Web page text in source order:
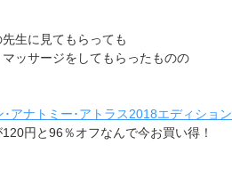
生に見てもらっても
ッサージをしてもらったものの
･アナトミー･アトラス2018エディション
円と96％オフなんで今お買い得！